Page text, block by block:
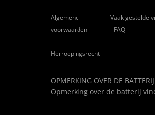
Algemene
voorwaarden
Vaak gestelde
- FAQ
Herroepingsrecht
OPMERKING OVER DE BATTERIJ
Opmerking over de batterij